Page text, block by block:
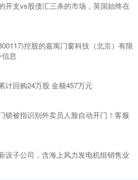
开支vs股债汇三杀的市场，英国始终在
控股的嘉寓门窗科技（北京）有限
息
计回购24万股 金额457万元
锁被指识别外卖员人脸自动开门！客服
设子公司，含海上风力发电机组销售业